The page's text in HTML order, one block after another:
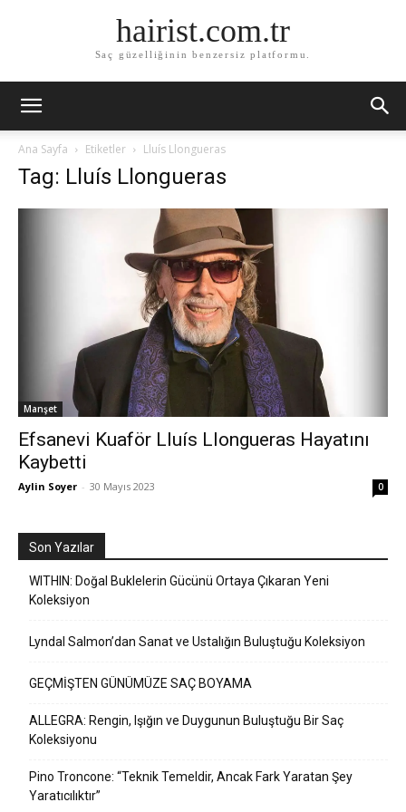
hairist.com.tr
Saç güzelliğinin benzersiz platformu.
Ana Sayfa Etiketler Lluís Llongueras
Tag: Lluís Llongueras
Manşet
Efsanevi Kuaför Lluís Llongueras Hayatını
Kaybetti
Aylin Soyer - 30 Mayıs 2023 0
Son Yazılar
WITHIN: Doğal Buklelerin Gücünü Ortaya Çıkaran Yeni
Koleksiyon
Lyndal Salmon’dan Sanat ve Ustalığın Buluştuğu Koleksiyon
GEÇMİŞTEN GÜNÜMÜZE SAÇ BOYAMA
ALLEGRA: Rengin, Işığın ve Duygunun Buluştuğu Bir Saç
Koleksiyonu
Pino Troncone: “Teknik Temeldir, Ancak Fark Yaratan Şey
Yaratıcılıktır”